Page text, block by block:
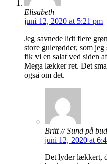
Elisabeth
juni 12, 2020 at 5:21 pm
Jeg savnede lidt flere
store gulerødder, som jeg
fik vi en salat ved siden
Mega lækker ret. Det
også om det.
Britt // Sund på
juni 12, 2020 at
Det lyder lækkert,